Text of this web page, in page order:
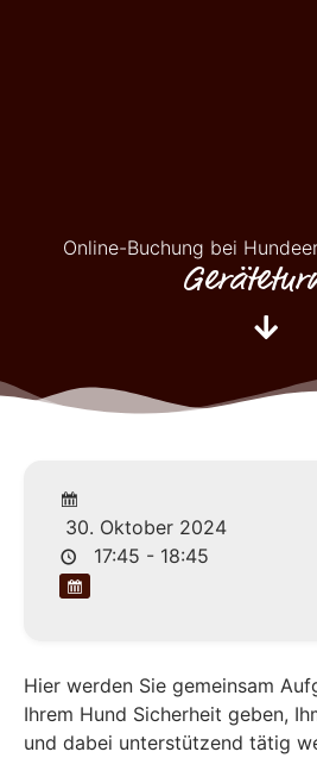
Online-Buchung bei
30. Oktober 2024
17:45 - 18:45
Hier werden Sie gemeinsam
Ihrem Hund Sicherheit geben,
und dabei unterstützend tätig